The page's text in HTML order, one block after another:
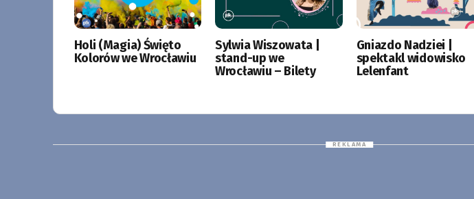
Holi (Magia) Święto
Kolorów we Wrocławiu
Sylwia Wiszowata |
stand-up we
Wrocławiu – Bilety
Gniazdo Nadziei |
spektakl widowisko
Lelenfant